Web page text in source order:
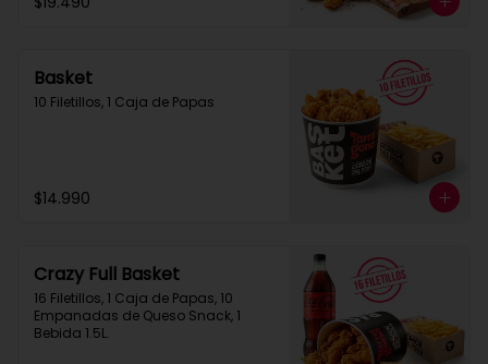
Basket
10 Filetillos, 1 Caja de Papas
$14.990
Crazy Full Basket
16 Filetillos, 1 Caja de Papas, 10
Empanadas de Queso Snack, 1
Bebida 1.5L.